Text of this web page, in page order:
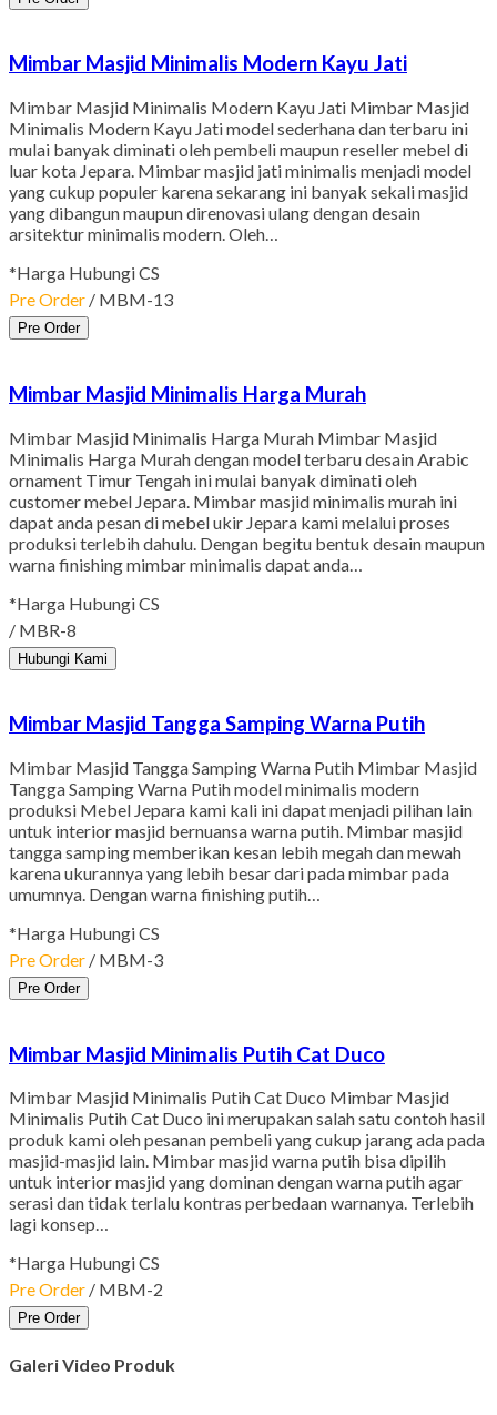
Mimbar Masjid Minimalis Modern Kayu Jati
Mimbar Masjid Minimalis Modern Kayu Jati Mimbar Masjid
Minimalis Modern Kayu Jati model sederhana dan terbaru ini
mulai banyak diminati oleh pembeli maupun reseller mebel di
luar kota Jepara. Mimbar masjid jati minimalis menjadi model
yang cukup populer karena sekarang ini banyak sekali masjid
yang dibangun maupun direnovasi ulang dengan desain
arsitektur minimalis modern. Oleh…
*Harga Hubungi CS
Pre Order / MBM-13
Pre Order
Mimbar Masjid Minimalis Harga Murah
Mimbar Masjid Minimalis Harga Murah Mimbar Masjid
Minimalis Harga Murah dengan model terbaru desain Arabic
ornament Timur Tengah ini mulai banyak diminati oleh
customer mebel Jepara. Mimbar masjid minimalis murah ini
dapat anda pesan di mebel ukir Jepara kami melalui proses
produksi terlebih dahulu. Dengan begitu bentuk desain maupun
warna finishing mimbar minimalis dapat anda…
*Harga Hubungi CS
/ MBR-8
Hubungi Kami
Mimbar Masjid Tangga Samping Warna Putih
Mimbar Masjid Tangga Samping Warna Putih Mimbar Masjid
Tangga Samping Warna Putih model minimalis modern
produksi Mebel Jepara kami kali ini dapat menjadi pilihan lain
untuk interior masjid bernuansa warna putih. Mimbar masjid
tangga samping memberikan kesan lebih megah dan mewah
karena ukurannya yang lebih besar dari pada mimbar pada
umumnya. Dengan warna finishing putih…
*Harga Hubungi CS
Pre Order / MBM-3
Pre Order
Mimbar Masjid Minimalis Putih Cat Duco
Mimbar Masjid Minimalis Putih Cat Duco Mimbar Masjid
Minimalis Putih Cat Duco ini merupakan salah satu contoh hasil
produk kami oleh pesanan pembeli yang cukup jarang ada pada
masjid-masjid lain. Mimbar masjid warna putih bisa dipilih
untuk interior masjid yang dominan dengan warna putih agar
serasi dan tidak terlalu kontras perbedaan warnanya. Terlebih
lagi konsep…
*Harga Hubungi CS
Pre Order / MBM-2
Pre Order
Galeri Video Produk